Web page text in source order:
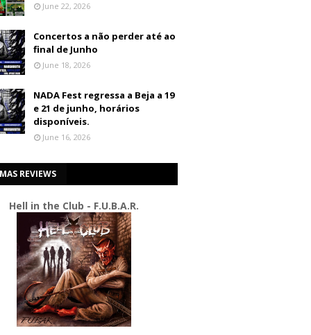
June 22, 2026
Concertos a não perder até ao
final de Junho
June 18, 2026
NADA Fest regressa a Beja a 19
e 21 de junho, horários
disponíveis.
June 16, 2026
REVIEWS
Hell in the Club - F.U.B.A.R.